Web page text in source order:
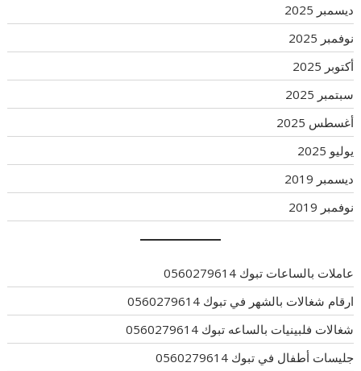
ديسمبر 2025
نوفمبر 2025
أكتوبر 2025
سبتمبر 2025
أغسطس 2025
يوليو 2025
ديسمبر 2019
نوفمبر 2019
عاملات بالساعات تبوك 0560279614
ارقام شغالات بالشهر في تبوك 0560279614
شغالات فلبينيات بالساعه تبوك 0560279614
جليسات أطفال في تبوك 0560279614